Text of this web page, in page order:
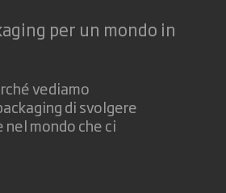
per un mondo in
vediamo
di svolgere
mondo che ci